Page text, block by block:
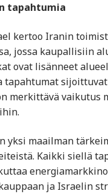
tapahtumia
kertoo Iranin
jossa kaupallisiin
ovat lisänneet
tapahtumat
merkittävä vaikutus
yksi maailman
Kaikki siellä
ja Israelin